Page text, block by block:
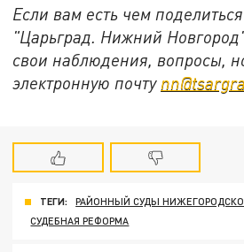
Если вам есть чем
"Царьград. Нижний
свои наблюдения, вопросы,
электронную почту
ТЕГИ:
РАЙОННЫЙ СУДЫ
СУДЕБНАЯ РЕФОРМА